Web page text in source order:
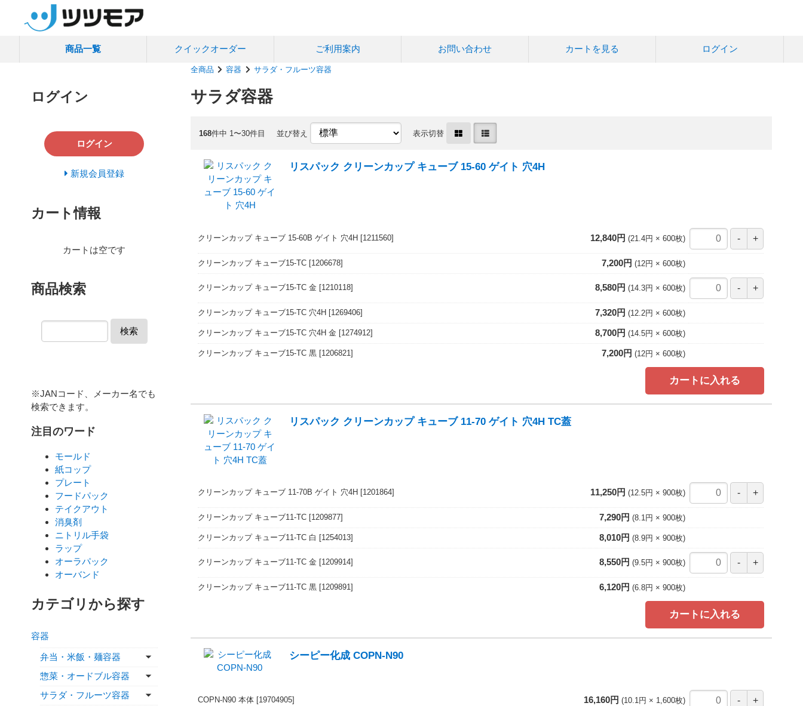
商品一覧 クイックオーダー ご利用案内 お問い合わせ カートを見る ログイン
全商品 容器 サラダ・フルーツ容器
サラダ容器
168件中 1〜30件目 並び替え 表示切替
リスパック クリーンカップ キューブ 15-60 ゲイト 穴4H
クリーンカップ キューブ 15-60B ゲイト 穴4H [1211560] 12,840円 21.4円 600枚
クリーンカップ キューブ15-TC [1206678] 7,200円 12円 600枚
クリーンカップ キューブ15-TC 金 [1210118] 8,580円 14.3円 600枚
クリーンカップ キューブ15-TC 穴4H [1269406] 7,320円 12.2円 600枚
クリーンカップ キューブ15-TC 穴4H 金 [1274912] 8,700円 14.5円 600枚
クリーンカップ キューブ15-TC 黒 [1206821] 7,200円 12円 600枚
カートに入れる
リスパック クリーンカップ キューブ 11-70 ゲイト 穴4H TC蓋
クリーンカップ キューブ 11-70B ゲイト 穴4H [1201864] 11,250円 12.5円 900枚
クリーンカップ キューブ11-TC [1209877] 7,290円 8.1円 900枚
クリーンカップ キューブ11-TC 白 [1254013] 8,010円 8.9円 900枚
クリーンカップ キューブ11-TC 金 [1209914] 8,550円 9.5円 900枚
クリーンカップ キューブ11-TC 黒 [1209891] 6,120円 6.8円 900枚
カートに入れる
シーピー化成 COPN-N90
COPN-N90 本体 [19704905] 16,160円 10.1円 1,600枚
ログイン
ログイン
新規会員登録
カート情報
カートは空です
商品検索
検索
※JANコード、メーカー名でも
検索できます。
注目のワード
モールド
紙コップ
プレート
フードパック
テイクアウト
消臭剤
ニトリル手袋
ラップ
オーラパック
オーバンド
カテゴリから探す
容器
弁当・米飯・麺容器
惣菜・オードブル容器
サラダ・フルーツ容器